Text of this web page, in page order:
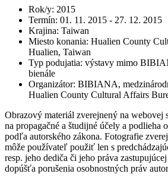
Rok/y: 2015
Termín: 01. 11. 2015 - 27. 12. 2015
Krajina: Taiwan
Miesto konania: Hualien County
Hualien, Taiwan
Typ podujatia: výstavy mimo
bienále
Organizátor: BIBIANA,
Hualien County Cultural Affairs
Obrazový materiál zverejnený na
na propagačné a študijné účely a podlieha
podľa autorského zákona. Fotografie
môže používateľ použiť len s
resp. jeho dediča či jeho práva
dopúšťa porušenia osobnostných práv